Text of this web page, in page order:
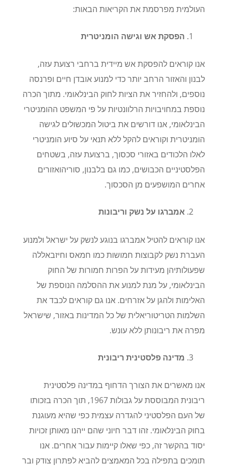
העולמית מפרסמת את הקריאות הבאות:
הפסקת אש וגישה הומניטרית
אנו קוראים להפסקת אש מיידית ברחבי רצועת עזה,
לבנון והאזור הרחב יותר כדי למנוע אובדן חיים ופרנסה
נוספים, ולהחזיר את הציות לחוק הבינלאומי. מתוך הכרה
נוספת במחויבויות הרלוונטיות על פי המשפט ההומניטרי
הבינלאומי, אנו דורשים את ביטול המכשולים לגישה
הומניטרית וקוראים להקל ללא תנאי על סיוע הומניטרי
לאלו הלכודים באזורי סכסוך, ברצועת עזה, בשטחים
הפלסטיניים הכבושים, כמו גם בלבנון, סוריהואזורים
אחרים המושפעים מן הסכסוך.
אמברגו על נשק וריבונות
אנו קוראים להטיל אמברגו בנוגע לנשק על ישראל ולמנוע
העברת נשק לקבוצות חמושות כמו חמאס וחיזבאללה
שפעולותיהן מעידות על הפרות חמורות של החוק
הבינלאומי, על מנת למנוע את ההסלמה הנוספת של
האלימות ולהגן על אזרחים. אנו גם קוראים לכבד את
השלמות הטריטוריאלית של כל המדינות באזור, שישראל
מפרה את ריבונותן ללא עונש.
מדינה פלסטינית ריבונית
אנו מאשרים את הצורך הדחוף במדינה פלסטינית
ריבונית המבוססת על גבולות 1967, תוך הכרה בזכותו
של העם הפלסטיני להגדרה עצמית כפי שהיא מעוגנת
בחוק הבינלאומי. זהו דבר חיוני שהם ייהנו מאותן זכויות
יסוד בהקשר זה, כפי שאלו קיימות עבור אחרים. אנו
תומכים בתפילה בכל המאמצים להביא לפתרון צודק ובר